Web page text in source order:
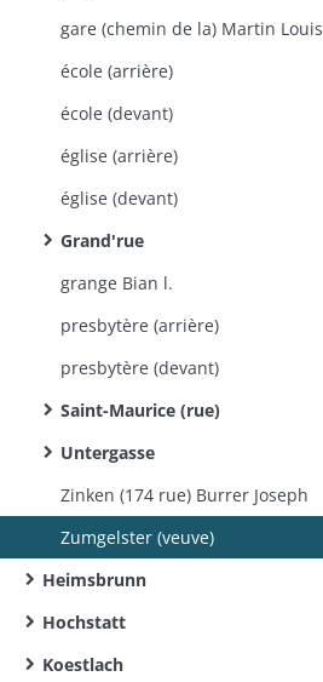
gare (chemin de la) Martin Louis
école (arrière)
école (devant)
église (arrière)
église (devant)
Grand'rue
grange Bian l.
presbytère (arrière)
presbytère (devant)
Saint-Maurice (rue)
Untergasse
Zinken (174 rue) Burrer Joseph
Zumgelster (veuve)
Heimsbrunn
Hochstatt
Koestlach